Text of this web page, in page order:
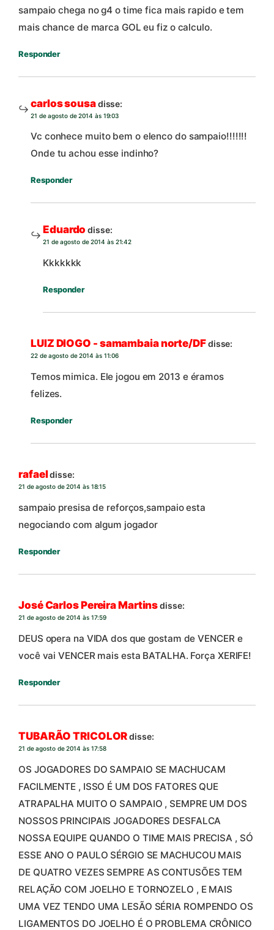
sampaio chega no g4 o time fica mais rapido e tem
mais chance de marca GOL eu fiz o calculo.
Responder
carlos sousadisse:
21 de agosto de 2014 às 19:03
Vc conhece muito bem o elenco do sampaio!!!!!!!
Onde tu achou esse indinho?
Responder
Eduardo disse:
21 de agosto de 2014 às 21:42
Kkkkkkk
Responder
LUIZ DIOGO - samambaia norte/DFdisse:
22 de agosto de 2014 às 11:06
Temos mimica. Ele jogou em 2013 e éramos
felizes.
Responder
rafaeldisse:
21 de agosto de 2014 às 18:15
sampaio presisa de reforços,sampaio esta
negociando com algum jogador
Responder
José Carlos Pereira Martinsdisse:
21 de agosto de 2014 às 17:59
DEUS opera na VIDA dos que gostam de VENCER e
você vai VENCER mais esta BATALHA. Força XERIFE!
Responder
TUBARÃO TRICOLORdisse:
21 de agosto de 2014 às 17:58
OS JOGADORES DO SAMPAIO SE MACHUCAM
FACILMENTE , ISSO É UM DOS FATORES QUE
ATRAPALHA MUITO O SAMPAIO , SEMPRE UM DOS
NOSSOS PRINCIPAIS JOGADORES DESFALCA
NOSSA EQUIPE QUANDO O TIME MAIS PRECISA , SÓ
ESSE ANO O PAULO SÉRGIO SE MACHUCOU MAIS
DE QUATRO VEZES SEMPRE AS CONTUSÕES TEM
RELAÇÃO COM JOELHO E TORNOZELO , E MAIS
UMA VEZ TENDO UMA LESÃO SÉRIA ROMPENDO OS
LIGAMENTOS DO JOELHO É O PROBLEMA CRÔNICO